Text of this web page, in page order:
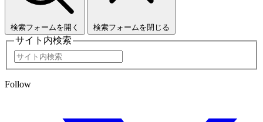
検索フォームを開く 検索フォームを閉じる
サイト内検索
Follow